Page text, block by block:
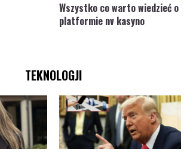
Wszystko co warto wiedzieć o
platformie nv kasyno
TEKNOLOGJI